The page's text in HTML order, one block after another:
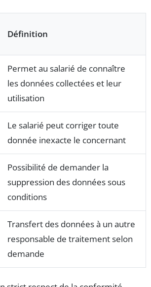
Définition
Permet au salarié de connaître
les données collectées et leur
utilisation
Le salarié peut corriger toute
donnée inexacte le concernant
Possibilité de demander la
suppression des données sous
conditions
Transfert des données à un autre
responsable de traitement selon
demande